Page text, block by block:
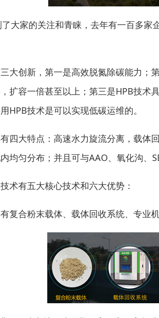
大家的关注和青睐，去年有一百多
创新，第一是高效脱氮除碳能力；
扩容一倍甚至以上；第三是HPB技术
HPB技术是可以实现低碳运维的。
大特点：高速水力旋流分离，载体
均匀分布；并且可与AAO、氧化沟、
有五大核心技术和六大优势：
合粉末载体、载体回收系统、专业机